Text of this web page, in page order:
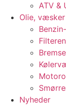
ATV &
Olie,
Nyheder